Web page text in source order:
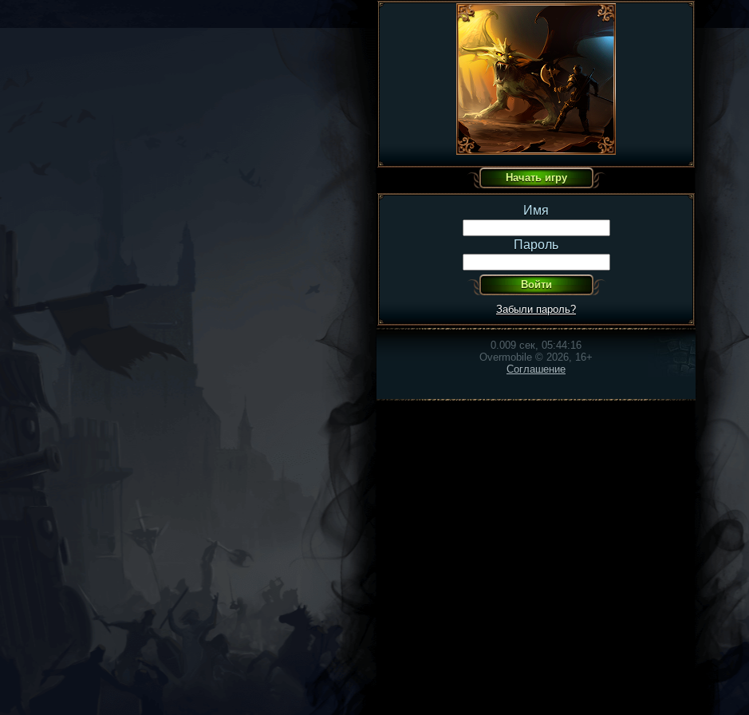
Имя
Пароль
Забыли пароль?
0.009 сек, 05:44:16
Overmobile © 2026, 16+
Соглашение